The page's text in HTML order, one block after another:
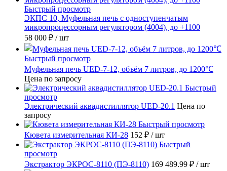
Быстрый просмотр
ЭКПС 10, Муфельная печь с одноступенчатым
микропроцессорным регулятором (4004), до +1100
58 000 ₽ / шт
Быстрый просмотр
Муфельная печь UED-7-12, объём 7 литров, до 1200℃
Цена по запросу
Быстрый
просмотр
Электрический аквадистиллятор UED-20.1 Цена по
запросу
Быстрый просмотр
Кювета измерительная КИ-28 152 ₽ / шт
Быстрый
просмотр
Экстрактор ЭКРОС-8110 (ПЭ-8110) 169 489.99 ₽ / шт